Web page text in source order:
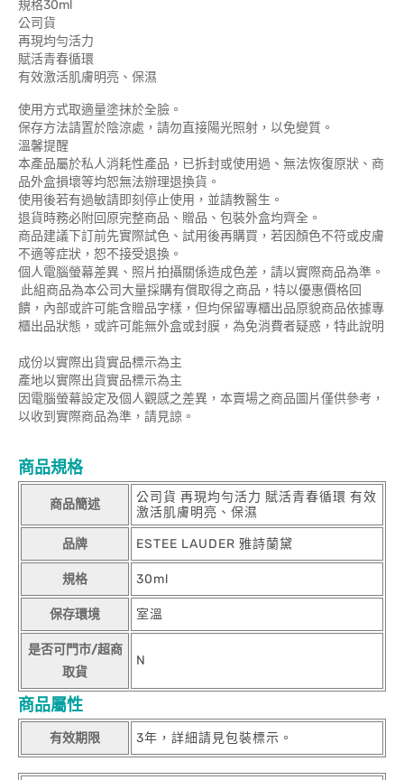
規格30ml
公司貨
再現均勻活力
賦活青春循環
有效激活肌膚明亮、保濕
使用方式取適量塗抹於全臉。
保存方法請置於陰涼處，請勿直接陽光照射，以免變質。
溫馨提醒
本產品屬於私人消耗性產品，已拆封或使用過、無法恢復原狀、商
品外盒損壞等均恕無法辦理退換貨。
使用後若有過敏請即刻停止使用，並請教醫生。
退貨時務必附回原完整商品、贈品、包裝外盒均齊全。
商品建議下訂前先實際試色、試用後再購買，若因顏色不符或皮膚
不適等症狀，恕不接受退換。
個人電腦螢幕差異、照片拍攝關係造成色差，請以實際商品為準。
此組商品為本公司大量採購有償取得之商品，特以優惠價格回
饋，內部或許可能含贈品字樣，但均保留專櫃出品原貌商品依據專
櫃出品狀態，或許可能無外盒或封膜，為免消費者疑惑，特此說明
成份以實際出貨實品標示為主
產地以實際出貨實品標示為主
因電腦螢幕設定及個人觀感之差異，本賣場之商品圖片僅供參考，
以收到實際商品為準，請見諒。
商品規格
商品簡述
公司貨 再現均勻活力 賦活青春循環 有效
激活肌膚明亮、保濕
品牌 ESTEE LAUDER 雅詩蘭黛
規格 30ml
保存環境 室溫
是否可門市/超商
取貨
N
商品屬性
有效期限 3年，詳細請見包裝標示。